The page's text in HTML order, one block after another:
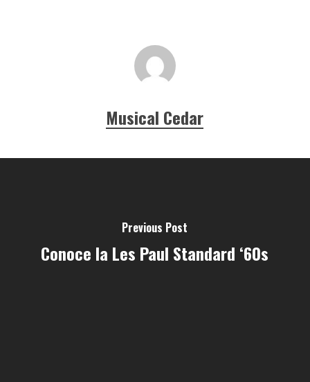
Musical Cedar
Previous Post
Conoce la Les Paul Standard ‘60s